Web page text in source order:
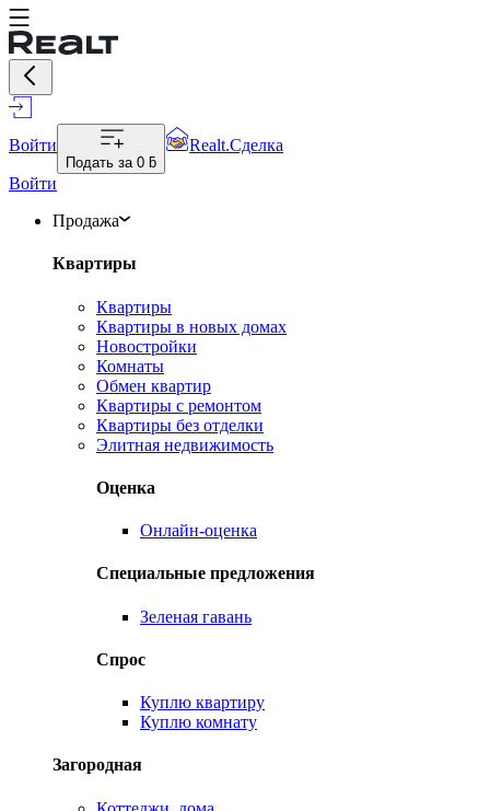
Войти
Подать за 0 ƃ
Realt.Сделка
Войти
Продажа
Квартиры
Квартиры
Квартиры в новых домах
Новостройки
Комнаты
Обмен квартир
Квартиры с ремонтом
Квартиры без отделки
Элитная недвижимость
Оценка
Онлайн-оценка
Специальные предложения
Зеленая гавань
Спрос
Куплю квартиру
Куплю комнату
Загородная